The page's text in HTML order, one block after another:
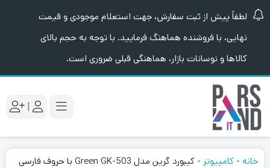
لطفاً پیش از ثبت سفارش، جهت استعلام موجودی و قیمت
نهایی، با فروشنده هماهنگ فرمایید. با توجه به حجم بالای
کالاها و نوسانات بازار، هماهنگی قبلی ضروری است.
|
خانه - کامپیوتر - کیبورد گرین مدل Green GK-503 با حروف فارسی